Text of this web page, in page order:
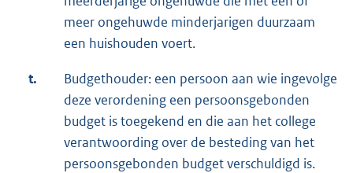
meer ongehuwde minderjarigen duurzaam
een huishouden voert.
t.
Budgethouder: een persoon aan wie ingevolge
deze verordening een persoonsgebonden
budget is toegekend en die aan het college
verantwoording over de besteding van het
persoonsgebonden budget verschuldigd is.